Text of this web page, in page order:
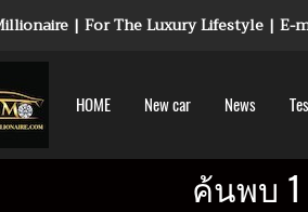
| For The Luxury Lifestyle | E-
HOME New car News
ค้นพบ 1